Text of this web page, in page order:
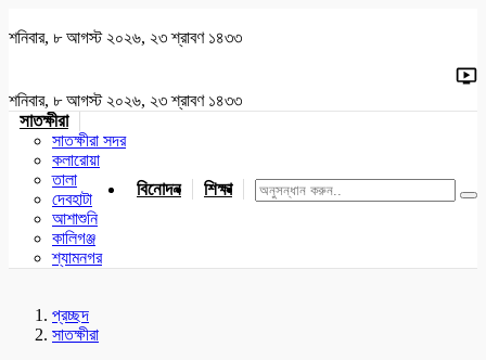
শনিবার, ৮ আগস্ট ২০২৬, ২৩ শ্রাবণ ১৪৩৩
শনিবার, ৮ আগস্ট ২০২৬, ২৩ শ্রাবণ ১৪৩৩
সাতক্ষীরা
সাতক্ষীরা সদর
কলারোয়া
তালা
দেবহাটা
আশাশুনি
কালিগঞ্জ
শ্যামনগর
বিনোদন শিক্ষা খেলাধুলা জাতীয় যশোর
প্রচ্ছদ
সাতক্ষীরা